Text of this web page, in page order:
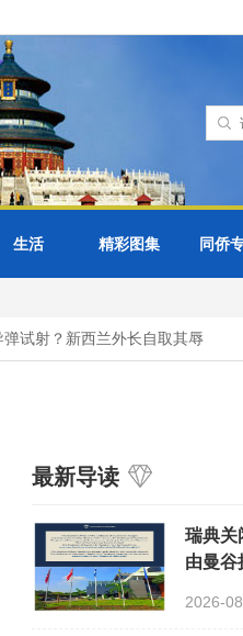
生活 精彩图集 同侨
试射？新西兰外长自取其辱
最新导读
瑞典关
由曼谷
2026-